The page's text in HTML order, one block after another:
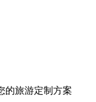
的旅游定制方案